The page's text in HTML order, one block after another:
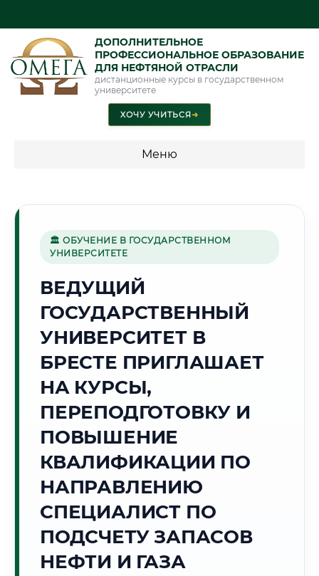
ДОПОЛНИТЕЛЬНОЕ
ПРОФЕССИОНАЛЬНОЕ ОБРАЗОВАНИЕ
ДЛЯ НЕФТЯНОЙ ОТРАСЛИ
дистанционные курсы в государственном
университете
ХОЧУ УЧИТЬСЯ➜
Меню
Г. БРЕСТ
22:44:35
2026 г.
Погода в г. Брест: +19°C, Ясно
🌅 Восход:
📍 Региональная справка
Субъект:
Республика Беларусь
Тел. код:
Почтовые индексы:
Часовой пояс:
🏛 ОБУЧЕНИЕ В ГОСУДАРСТВЕННОМ
УНИВЕРСИТЕТЕ
ВЕДУЩИЙ
ГОСУДАРСТВЕННЫЙ
УНИВЕРСИТЕТ В
БРЕСТЕ ПРИГЛАШАЕТ
НА КУРСЫ,
ПЕРЕПОДГОТОВКУ И
ПОВЫШЕНИЕ
КВАЛИФИКАЦИИ ПО
НАПРАВЛЕНИЮ
СПЕЦИАЛИСТ ПО
ПОДСЧЕТУ ЗАПАСОВ
НЕФТИ И ГАЗА